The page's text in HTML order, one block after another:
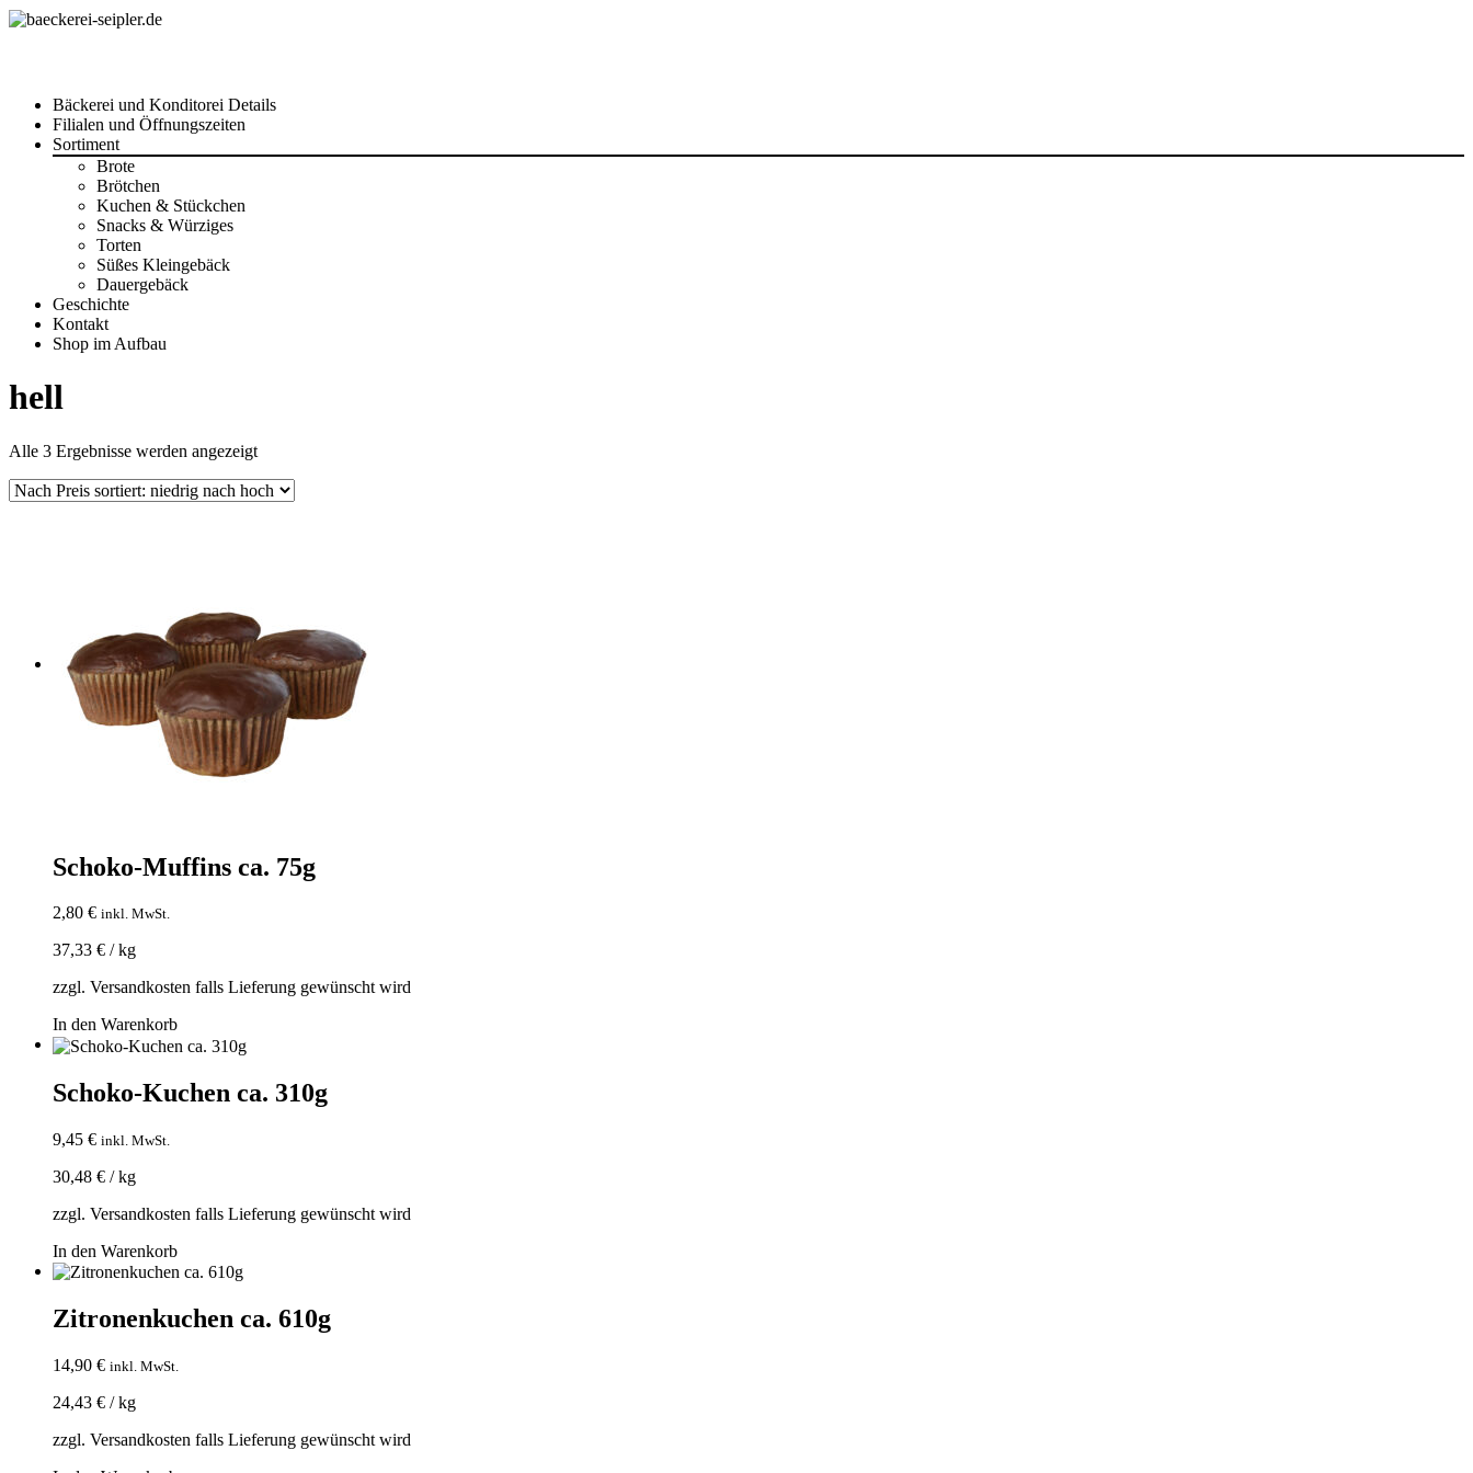
Skip
content
Bäckerei und Konditorei Details
Filialen und Öffnungszeiten
Sortiment
Brote
Brötchen
Kuchen & Stückchen
Snacks & Würziges
Torten
Süßes Kleingebäck
Dauergebäck
Geschichte
Kontakt
Shop im Aufbau
hell
Alle 3 Ergebnisse werden angezeigtNach
sortiert:
Schoko-Muffins ca. 75g
2,80 € inkl. MwSt.
37,33 € /kg
zzgl. Versandkosten falls Lieferung gewünscht wird
In den Warenkorb
Schoko-Kuchen ca. 310g
9,45 € inkl. MwSt.
30,48 € /kg
zzgl. Versandkosten falls Lieferung gewünscht wird
In den Warenkorb
Zitronenkuchen ca. 610g
14,90 € inkl. MwSt.
24,43 € /kg
zzgl. Versandkosten falls Lieferung gewünscht wird